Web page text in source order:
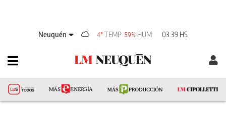
Neuquén 4°TEMP 59% HUM 03:39 HS